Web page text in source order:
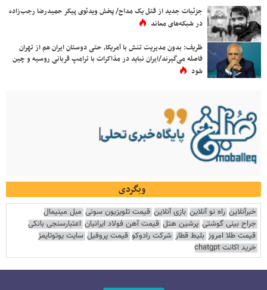
جزئیات جدید از قتل یک مداح/ پخش ویدئوی پیکر حمیدرضا رجب‌زاده
در شبکه‌های معاند
ظریف: بدون مدیریت تنش با آمریکا، حتی دوستان ایران هم از تهران
فاصله می‌گیرند/ایران نباید در مذاکرات با ترامپ قربانی روسیه و چین
شود
وبگردی
خبرآنلاین راه نو آنلاین بازی آنلاین قیمت تلویزیون سونی مبل مینیمال
جراح بینی گوشتی پرشین هتل قیمت آهن فولاد ایرانیان اعتبارسنجی بانکی
قیمت طلا امروز بلیط قطار شرکت رادوکو قیمت پروفیل سایت یوتوتایمز
خرید اکانت chatgpt